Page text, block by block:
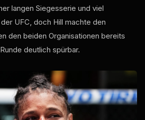
langen Siegesserie und viel
UFC, doch Hill machte den
den beiden Organisationen bereits
deutlich spürbar.